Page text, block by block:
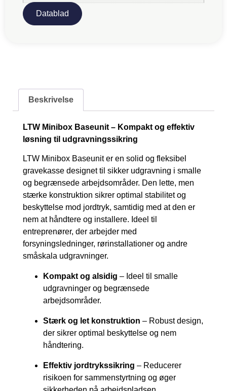
Datablad
Beskrivelse
LTW Minibox Baseunit – Kompakt og effektiv
løsning til udgravningssikring
LTW Minibox Baseunit er en solid og fleksibel
gravekasse designet til sikker udgravning i smalle
og begrænsede arbejdsområder. Den lette, men
stærke konstruktion sikrer optimal stabilitet og
beskyttelse mod jordtryk, samtidig med at den er
nem at håndtere og installere. Ideel til
entreprenører, der arbejder med
forsyningsledninger, rørinstallationer og andre
småskala udgravninger.
Kompakt og alsidig – Ideel til smalle
udgravninger og begrænsede
arbejdsområder.
Stærk og let konstruktion – Robust design,
der sikrer optimal beskyttelse og nem
håndtering.
Effektiv jordtrykssikring – Reducerer
risikoen for sammenstyrtning og øger